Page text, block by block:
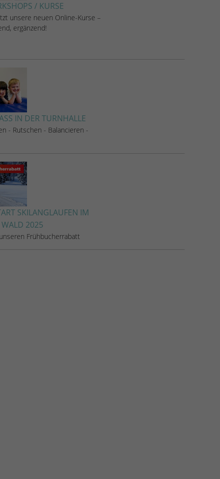
/ KURSE
unsere neuen Online-Kurse –
ergänzend!
IN DER TURNHALLE
- Rutschen - Balancieren -
SKILANGLAUFEN IM
WALD 2025
Frühbucherrabatt